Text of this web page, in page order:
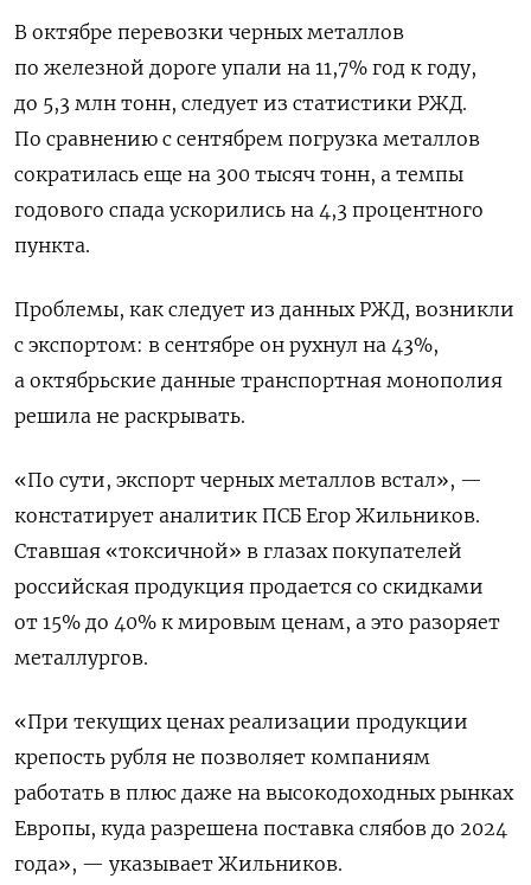
В октябре перевозки черных металлов
по железной дороге упали на 11,7% год к году,
до 5,3 млн тонн, следует из статистики РЖД.
По сравнению с сентябрем погрузка металлов
сократилась еще на 300 тысяч тонн, а темпы
годового спада ускорились на 4,3 процентного
пункта.
Проблемы, как следует из данных РЖД, возникли
с экспортом: в сентябре он рухнул на 43%,
а октябрьские данные транспортная монополия
решила не раскрывать.
«По сути, экспорт черных металлов встал», —
констатирует аналитик ПСБ Егор Жильников.
Ставшая «токсичной» в глазах покупателей
российская продукция продается со скидками
от 15% до 40% к мировым ценам, а это разоряет
металлургов.
«При текущих ценах реализации продукции
крепость рубля не позволяет компаниям
работать в плюс даже на высокодоходных рынках
Европы, куда разрешена поставка слябов до 2024
года», — указывает Жильников.